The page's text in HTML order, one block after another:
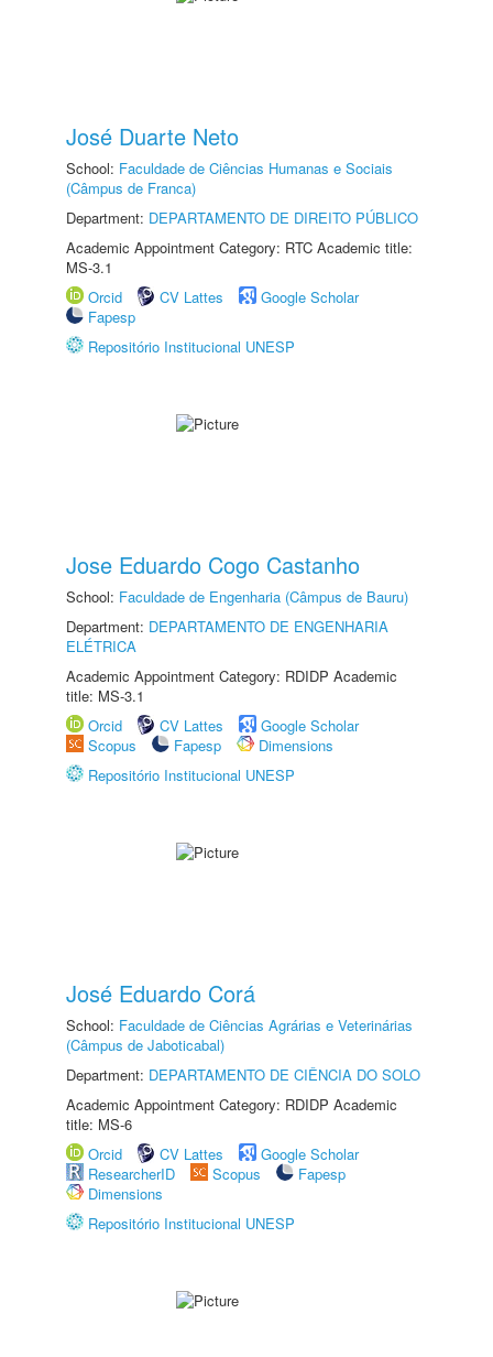
José Duarte Neto
School: Faculdade de Ciências Humanas e Sociais
(Câmpus de Franca)
Department: DEPARTAMENTO DE DIREITO PÚBLICO
Academic Appointment Category: RTC Academic title:
MS-3.1
Orcid
CV Lattes
Google Scholar
Fapesp
Repositório Institucional UNESP
Jose Eduardo Cogo Castanho
School: Faculdade de Engenharia (Câmpus de Bauru)
Department: DEPARTAMENTO DE ENGENHARIA
ELÉTRICA
Academic Appointment Category: RDIDP Academic
title: MS-3.1
Orcid
CV Lattes
Google Scholar
Scopus
Fapesp
Dimensions
Repositório Institucional UNESP
José Eduardo Corá
School: Faculdade de Ciências Agrárias e Veterinárias
(Câmpus de Jaboticabal)
Department: DEPARTAMENTO DE CIÊNCIA DO SOLO
Academic Appointment Category: RDIDP Academic
title: MS-6
Orcid
CV Lattes
Google Scholar
ResearcherID
Scopus
Fapesp
Dimensions
Repositório Institucional UNESP